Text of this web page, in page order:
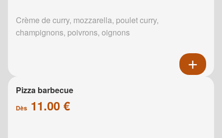
Crème de curry, mozzarella, poulet curry,
champignons, poivrons, oignons
Pizza barbecue
Dès 11.00 €